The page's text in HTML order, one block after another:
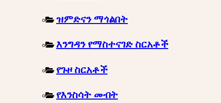
ዝምድናን ማጎልበት
እንግዳን የማስተናገድ ስርአቶች
የጉዞ ስርአቶች
የእንስሳት መብት